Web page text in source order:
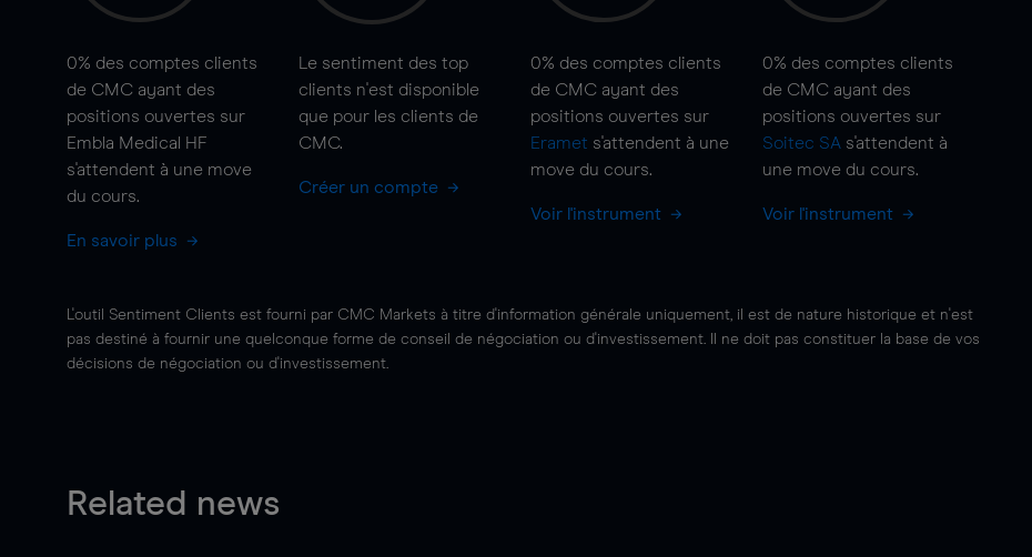
0% des comptes clients
de CMC ayant des
positions ouvertes sur
Embla Medical HF
s'attendent à une move
du cours.
En savoir plus
Le sentiment des top
clients n'est disponible
que pour les clients de
CMC.
Créer un compte
0% des comptes clients
de CMC ayant des
positions ouvertes sur
Eramet s'attendent à une
move du cours.
Voir l'instrument
0% des comptes clients
de CMC ayant des
positions ouvertes sur
Soitec SA s'attendent à
une move du cours.
Voir l'instrument
L'outil Sentiment Clients est fourni par CMC Markets à titre d'information générale uniquement, il est de nature historique et n'est
pas destiné à fournir une quelconque forme de conseil de négociation ou d'investissement. Il ne doit pas constituer la base de vos
décisions de négociation ou d'investissement.
Related news